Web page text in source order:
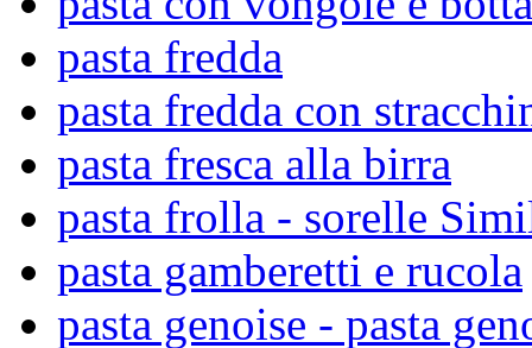
pasta fredda
pasta fredda con
pasta fresca alla birra
pasta frolla - sorelle
pasta gamberetti e rucola
pasta genoise - pasta